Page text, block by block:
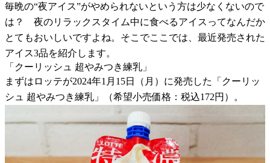
毎晩の“夜アイス”がやめられないという方は少なくないので
は？ 夜のリラックスタイム中に食べるアイスってなんだか
とてもおいしいですよね。そこでここでは、最近発売された
アイス3品を紹介します。
「クーリッシュ 超やみつき練乳」
まずはロッテが2024年1月15日（月）に発売した「クーリッ
シュ 超やみつき練乳」（希望小売価格：税込172円）。